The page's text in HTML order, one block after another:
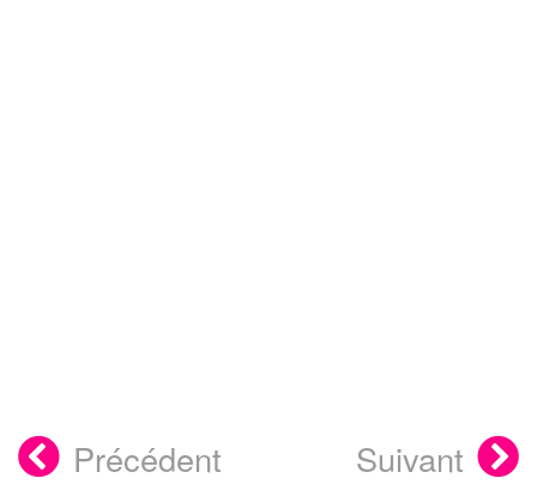
Précédent Suivant